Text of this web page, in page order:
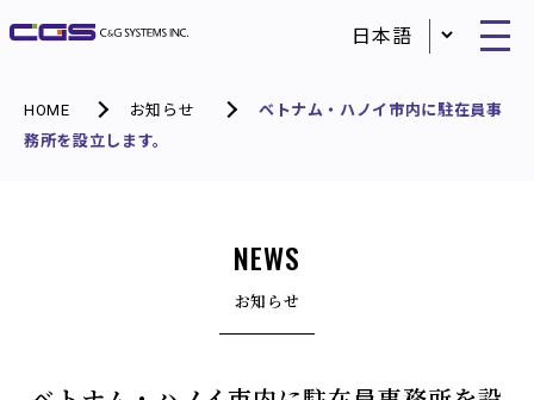
HOME お知らせ
ベトナム・ハノイ市内に駐在員事
務所を設立します。
NEWS
お知らせ